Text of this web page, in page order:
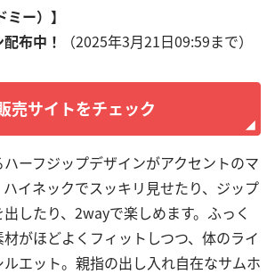
ー）】
布中！
（2025年3月21日09:59まで）
売サイトをチェック
ハーフジップデザインがアクセントのマ
イネックでスッキリ見せたり、ジップ
したり、2wayで楽しめます。ふっく
がほどよくフィットしつつ、体のライ
エット。親指の出し入れ自在なサムホ